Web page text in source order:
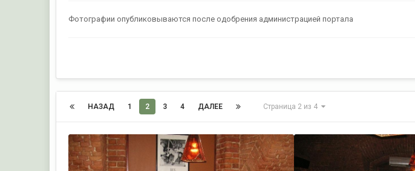
Фотографии опубликовываются после одобрения администрацией портала
НАЗАД 1 2 3 4 ДАЛЕЕ Страница 2 из 4